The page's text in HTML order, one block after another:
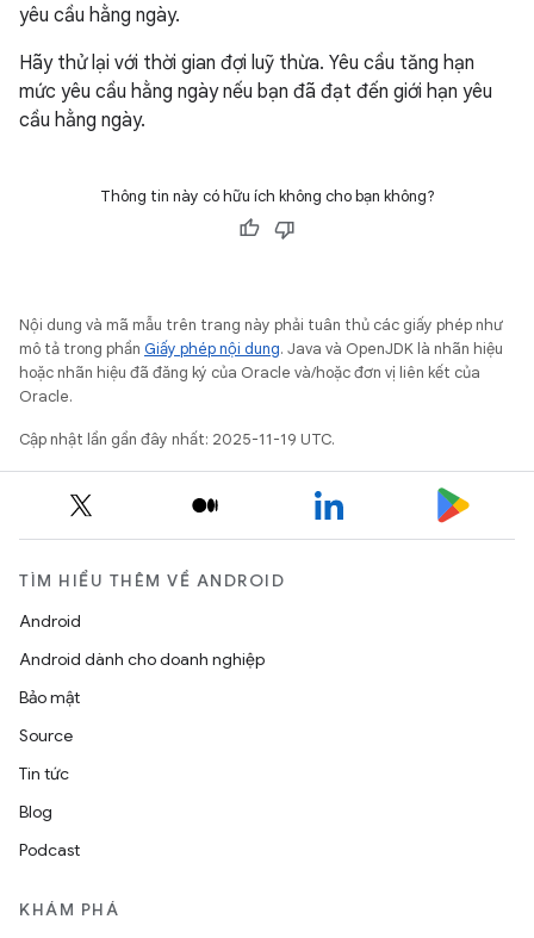
yêu cầu hằng ngày.
Hãy thử lại với thời gian đợi luỹ thừa. Yêu cầu tăng hạn
mức yêu cầu hằng ngày nếu bạn đã đạt đến giới hạn yêu
cầu hằng ngày.
Thông tin này có hữu ích không cho bạn không?
Nội dung và mã mẫu trên trang này phải tuân thủ các giấy phép như
mô tả trong phần Giấy phép nội dung. Java và OpenJDK là nhãn hiệu
hoặc nhãn hiệu đã đăng ký của Oracle và/hoặc đơn vị liên kết của
Oracle.
Cập nhật lần gần đây nhất: 2025-11-19 UTC.
TÌM HIỂU THÊM VỀ ANDROID
Android
Android dành cho doanh nghiệp
Bảo mật
Source
Tin tức
Blog
Podcast
KHÁM PHÁ